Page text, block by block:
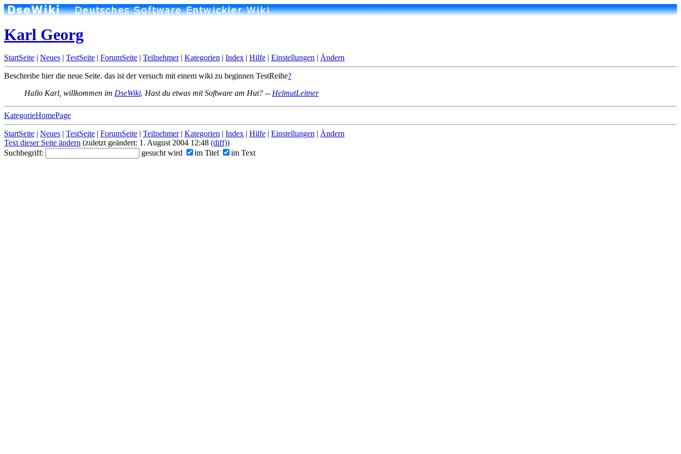
Karl Georg
StartSeite | Neues | TestSeite | ForumSeite | Teilnehmer| Kategorien | Index | Hilfe | Einstellungen | Ändern
Beschreibe hier die neue Seite. das ist der versuch mit einem wiki zu beginnen TestReihe?
Hallo Karl, willkommen im DseWiki. Hast du etwas mit Software am Hut? -- HelmutLeitner
KategorieHomePage
StartSeite | Neues | TestSeite | ForumSeite | Teilnehmer| Kategorien | Index | Hilfe | Einstellungen | Ändern
Text dieser Seite ändern (zuletzt geändert: 1. August 2004 12:48 (diff))
Suchbegriff:
gesucht wird im Titel im Text